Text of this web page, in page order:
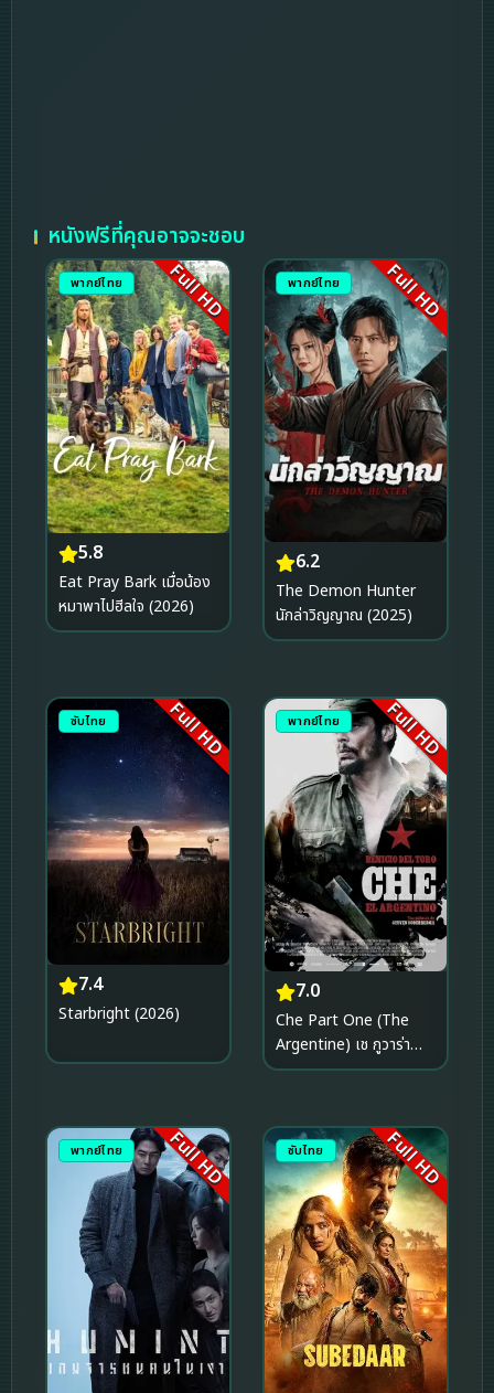
หนังฟรีที่คุณอาจจะชอบ
พากย์ไทย Full HD
5.8
Eat Pray Bark เมื่อน้อง
หมาพาไปฮีลใจ (2026)
พากย์ไทย Full HD
6.2
The Demon Hunter
นักล่าวิญญาณ (2025)
ซับไทย Full HD
7.4
Starbright (2026)
พากย์ไทย Full HD
7.0
Che Part One (The
Argentine) เช กูวาร่า
สงครามปฏิวัติโลก ภาค 1
พากย์ไทย Full HD ซับไทย Full HD